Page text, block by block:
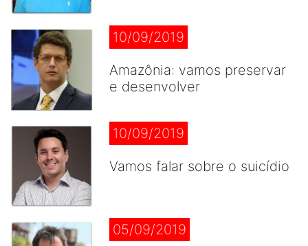
10/09/2019
Amazônia: vamos preservar
e desenvolver
10/09/2019
Vamos falar sobre o suicídio
05/09/2019